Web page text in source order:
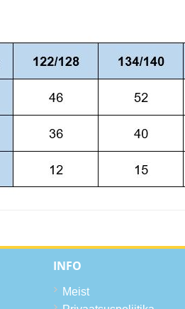
INFO
Meist